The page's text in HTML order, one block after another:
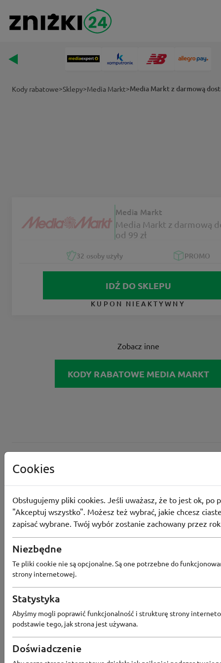
Kody rabatowe>Sklepy>Media Markt>Media Markt z darmową
Media Markt
Media Markt z darmową
od 99 zł
32 osoby użyły PROMO
IDŹ DO SKLEPU
KUPON NIEAKTYWNY
Zobacz inne
KODY RABATOWE MEDIA MARKT
Popularne sklepy
RTV EURO AGD MODIVO
KOMFORT CCC SMYK
Cookies
Obsługujemy pliki cookies. Jeśli uważasz, że to jest ok, po
"Akceptuj wszystko". Możesz też wybrać, jakie chcesz
zapisać wybrane. Twój wybór zostanie zachowany przez
Niezbędne
Te pliki cookie nie są opcjonalne. Są one potrzebne do
strony internetowej.
Statystyka
Abyśmy mogli poprawić funkcjonalność i strukturę strony
podstawie tego, jak strona jest używana.
Doświadczenie